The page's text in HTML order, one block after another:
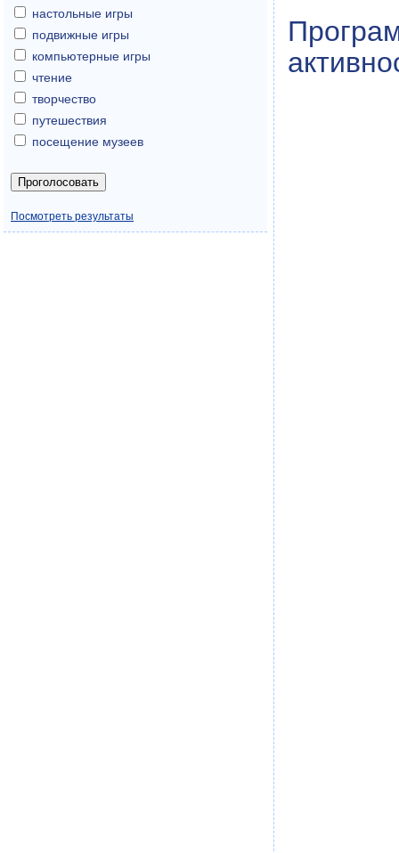
настольные игры
подвижные игры
компьютерные игры
чтение
творчество
путешествия
посещение музеев
Посмотреть результаты